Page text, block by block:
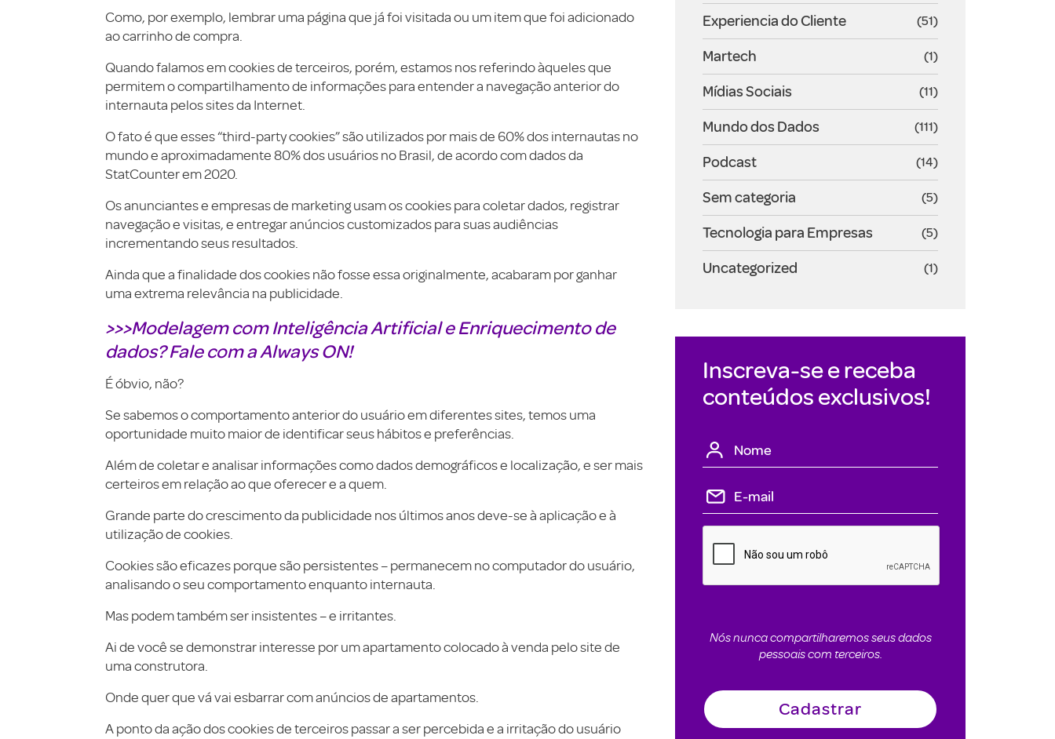
Como, por exemplo, lembrar uma página que já foi visitada ou um item que foi adicionado
ao carrinho de compra.
Quando falamos em cookies de terceiros, porém, estamos nos referindo àqueles que
permitem o compartilhamento de informações para entender a navegação anterior do
internauta pelos sites da Internet.
O fato é que esses “third-party cookies” são utilizados por mais de 60% dos internautas no
mundo e aproximadamente 80% dos usuários no Brasil, de acordo com dados da
StatCounter em 2020.
Os anunciantes e empresas de marketing usam os cookies para coletar dados, registrar
navegação e visitas, e entregar anúncios customizados para suas audiências
incrementando seus resultados.
Ainda que a finalidade dos cookies não fosse essa originalmente, acabaram por ganhar
uma extrema relevância na publicidade.
>>>Modelagem com Inteligência Artificial e Enriquecimento de
dados? Fale com a Always ON!
É óbvio, não?
Se sabemos o comportamento anterior do usuário em diferentes sites, temos uma
oportunidade muito maior de identificar seus hábitos e preferências.
Além de coletar e analisar informações como dados demográficos e localização, e ser mais
certeiros em relação ao que oferecer e a quem.
Grande parte do crescimento da publicidade nos últimos anos deve-se à aplicação e à
utilização de cookies.
Cookies são eficazes porque são persistentes – permanecem no computador do usuário,
analisando o seu comportamento enquanto internauta.
Mas podem também ser insistentes – e irritantes.
Ai de você se demonstrar interesse por um apartamento colocado à venda pelo site de
uma construtora.
Onde quer que vá vai esbarrar com anúncios de apartamentos.
A ponto da ação dos cookies de terceiros passar a ser percebida e a irritação do usuário
Experiencia do Cliente (51)
Martech (1)
Mídias Sociais (11)
Mundo dos Dados (111)
Podcast (14)
Sem categoria (5)
Tecnologia para Empresas (5)
Uncategorized (1)
Inscreva-se e receba
conteúdos exclusivos!
Nós nunca compartilharemos seus dados
pessoais com terceiros.